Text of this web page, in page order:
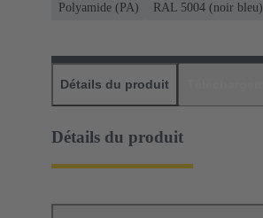
Polyamide (PA)
RAL 5004 (noir bleu)
Détails du produit
Détails du produit